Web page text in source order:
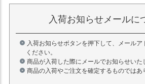
入荷お知らせメールに
入荷お知らせボタンを押下して、メールア
ください。
商品が入荷した際にメールでお知らせいた
商品の入荷やご注文を確定するものではあ